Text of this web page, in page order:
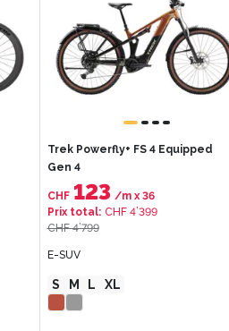
Trek Powerfly+ FS 4 Equipped
Gen 4
CHF 123 /mx 36
Prix total: CHF 4’399
CHF 4’799
E-SUV
S M L XL